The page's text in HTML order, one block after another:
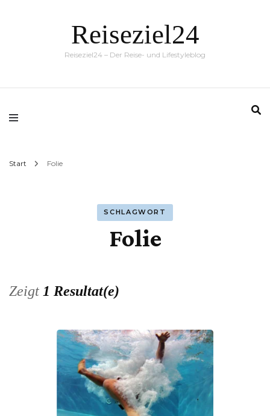
Reiseziel24
Reiseziel24 – Der Reise- und Lifestyleblog
Start Folie
SCHLAGWORT
Folie
Zeigt 1 Resultat(e)